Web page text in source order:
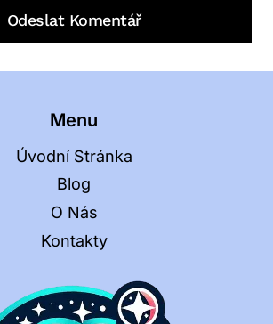
Menu
Úvodní Stránka
Blog
O Nás
Kontakty